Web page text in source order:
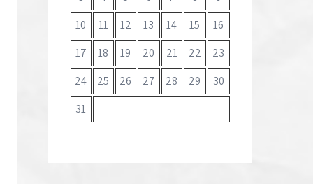
10
11 12 13 14 15
16
17
18 19 20 21 22
23
24
25 26 27 28 29
30
31